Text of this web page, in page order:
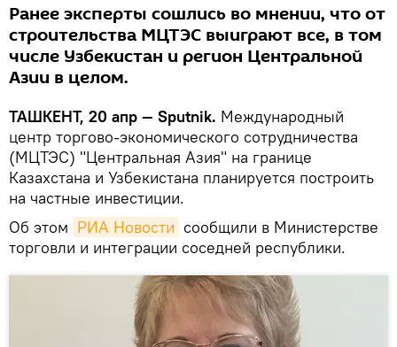
Ранее эксперты сошлись во мнении, что от
строительства МЦТЭС выиграют все, в том
числе Узбекистан и регион Центральной
Азии в целом.
ТАШКЕНТ, 20 апр — Sputnik. Международный
центр торгово-экономического сотрудничества
(МЦТЭС) "Центральная Азия" на границе
Казахстана и Узбекистана планируется построить
на частные инвестиции.
Об этом РИА Новости сообщили в Министерстве
торговли и интеграции соседней республики.